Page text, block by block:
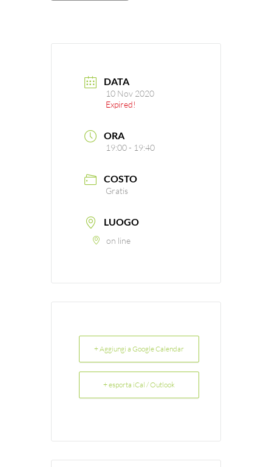
DATA
10 Nov 2020
Expired!
ORA
19:00 - 19:40
COSTO
Gratis
LUOGO
on line
+ Aggiungi a Google Calendar
+ esporta iCal / Outlook